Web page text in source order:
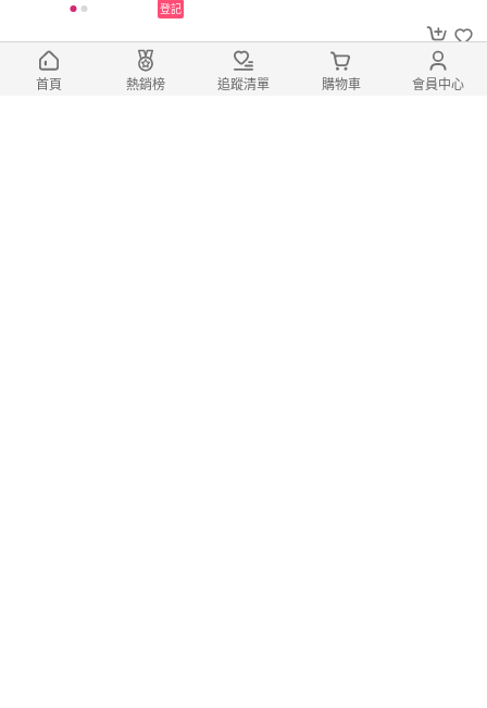
登記
防火 隔熱 淨化
首頁 熱銷榜 追蹤清單 購物車 會員中心